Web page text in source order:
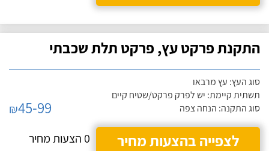
התקנת פרקט עץ, פרקט תלת שכבתי
סוג העץ: עץ מרבאו
תשתית קיימת: יש לפרק פרקט/שטיח קיים
סוג התקנה: הנחה צפה
₪45-99
לצפייה בהצעות מחיר
0 הצעות מחיר